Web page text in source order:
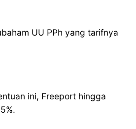
UU PPh yang tarifnya
ini, Freeport hingga